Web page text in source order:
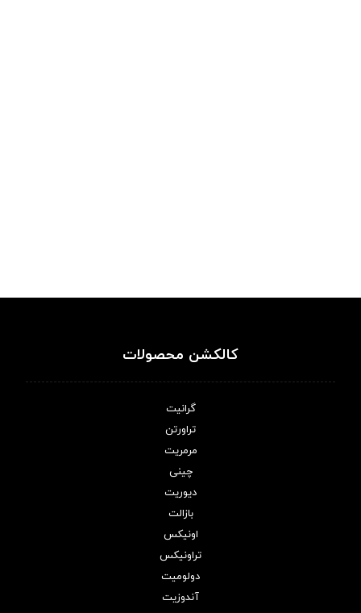
کالکشن محصولات
گرانیت
تراورتن
مرمریت
چینی
دیوریت
بازالت
اونیکس
تراونیکس
دولومیت
آندوزیت